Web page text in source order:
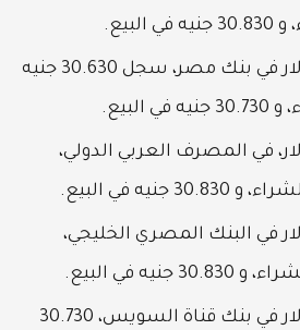
و 30.830 جنيه في البيع.
يسجل سعر الدولار في بنك مصر، سجل 30.630 جنيه
و 30.730 جنيه في البيع.
في المصرف العربي الدولي،
30.830 جنيه في البيع.
في البنك المصري الخليجي،
30.830 جنيه في البيع.
يسجل سعر الدولار في بنك قناة السويس، 30.730